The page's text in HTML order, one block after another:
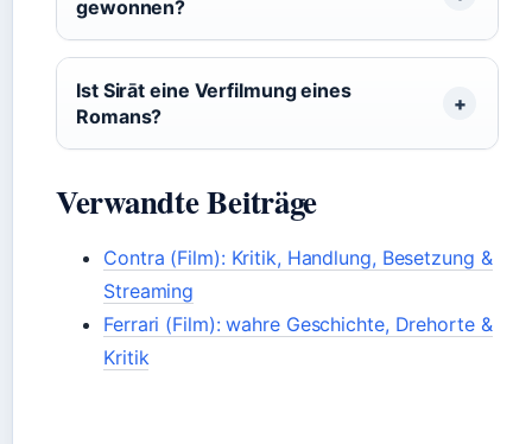
gewonnen?
Ist Sirāt eine Verfilmung eines
Romans?
Verwandte Beiträge
Contra (Film): Kritik, Handlung, Besetzung &
Streaming
Ferrari (Film): wahre Geschichte, Drehorte &
Kritik